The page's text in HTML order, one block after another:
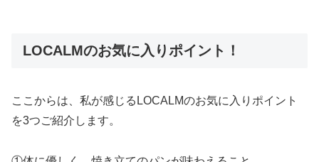
LOCALMのお気に入りポイント！
ここからは、私が感じるLOCALMのお気に入りポイント
を3つご紹介します。